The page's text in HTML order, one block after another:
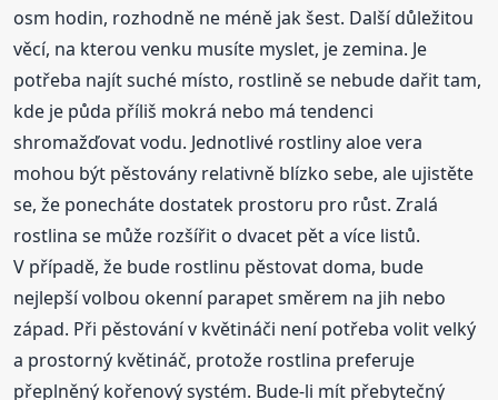
osm hodin, rozhodně ne méně jak šest. Další důležitou
věcí, na kterou venku musíte myslet, je zemina. Je
potřeba najít suché místo, rostlině se nebude dařit tam,
kde je půda příliš mokrá nebo má tendenci
shromažďovat vodu. Jednotlivé rostliny aloe vera
mohou být pěstovány relativně blízko sebe, ale ujistěte
se, že ponecháte dostatek prostoru pro růst. Zralá
rostlina se může rozšířit o dvacet pět a více listů.
V případě, že bude rostlinu pěstovat doma, bude
nejlepší volbou okenní parapet směrem na jih nebo
západ. Při pěstování v květináči není potřeba volit velký
a prostorný květináč, protože rostlina preferuje
přeplněný kořenový systém. Bude-li mít přebytečný